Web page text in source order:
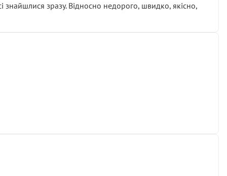
знайшлися зразу. Відносно недорого, швидко, якісно,